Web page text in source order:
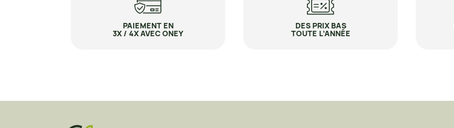
PAIEMENT EN
3X / 4X AVEC ONEY
DES PRIX BAS
TOUTE L’ANNÉE